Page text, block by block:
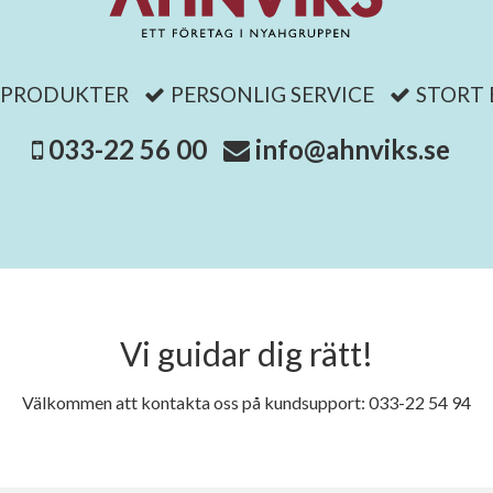
PERSONLIG SERVICE STORT
033-22 56 00 info@ahnviks.se
Vi guidar dig rätt!
Välkommen att kontakta oss på kundsupport: 033-22 54 94